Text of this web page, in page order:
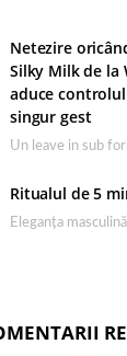
Netezire
Silky Milk de la
aduce
singur gest
Ritualul de 5